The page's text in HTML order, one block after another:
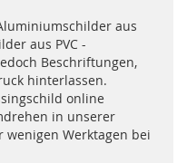
aus
aus PVC -
Beschriftungen,
hinterlassen.
online
in unserer
Werktagen bei